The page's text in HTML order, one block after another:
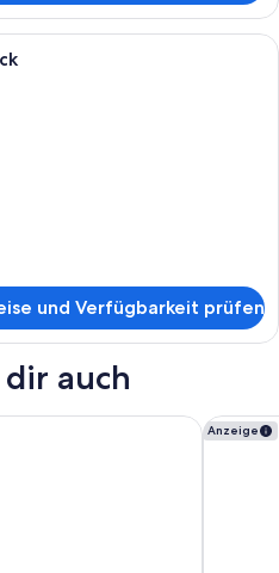
Eine Reihe von Holzhütten mit
und Verfügbarkeit prüfen
auch
Anzeige